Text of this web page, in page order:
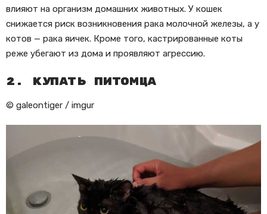
влияют на организм домашних животных. У кошек
снижается риск возникновения рака молочной железы, а у
котов — рака яичек. Кроме того, кастрированные коты
реже убегают из дома и проявляют агрессию.
2. Купать питомца
© galeontiger / imgur